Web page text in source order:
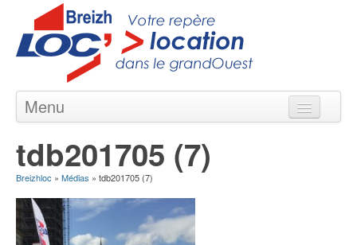
Menu
Nos Agences en Bretagne
Nos Véhicules
Nos Offres
Contact
tdb201705 (7)
Breizhloc » Médias » tdb201705 (7)